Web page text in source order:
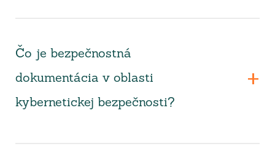
Čo je bezpečnostná
dokumentácia v oblasti
kybernetickej bezpečnosti?